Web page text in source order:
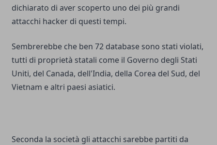
dichiarato di aver scoperto uno dei più grandi
attacchi hacker di questi tempi.
Sembrerebbe che ben 72 database sono stati violati,
tutti di proprietà statali come il Governo degli Stati
Uniti, del Canada, dell'India, della Corea del Sud, del
Vietnam e altri paesi asiatici.
Seconda la società gli attacchi sarebbe partiti da